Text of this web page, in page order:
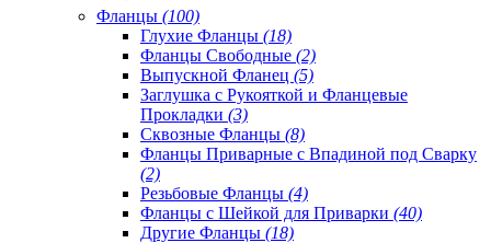
Фланцы (100)
Глухие Фланцы (18)
Фланцы Свободные (2)
Выпускной Фланец (5)
Заглушка с Рукояткой и Фланцевые
Прокладки (3)
Сквозные Фланцы (8)
Фланцы Приварные с Впадиной под Сварку
(2)
Резьбовые Фланцы (4)
Фланцы с Шейкой для Приварки (40)
Другие Фланцы (18)